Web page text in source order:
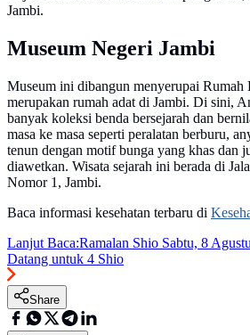
Jambi.
Museum Negeri Jambi
Museum ini dibangun menyerupai
merupakan rumah adat di Jambi. Di sini,
banyak koleksi benda bersejarah dan
masa ke masa seperti peralatan berburu,
tenun dengan motif bunga yang khas dan
diawetkan. Wisata sejarah ini berada di
Nomor 1, Jambi.
Baca informasi kesehatan terbaru di
Lanjut Baca:Ramalan Shio Sabtu, 8
Datang untuk 4 Shio
Share